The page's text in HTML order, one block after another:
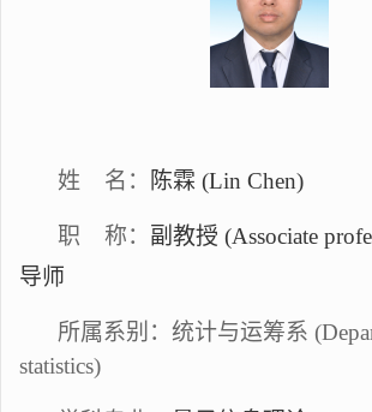
姓 名： 陈霖 (Lin Chen)
职 称： 副教授 (Associate
导师
所属系别：统计与运筹系
statistics)